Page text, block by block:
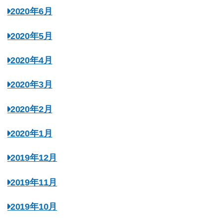
2020年6月
2020年5月
2020年4月
2020年3月
2020年2月
2020年1月
2019年12月
2019年11月
2019年10月